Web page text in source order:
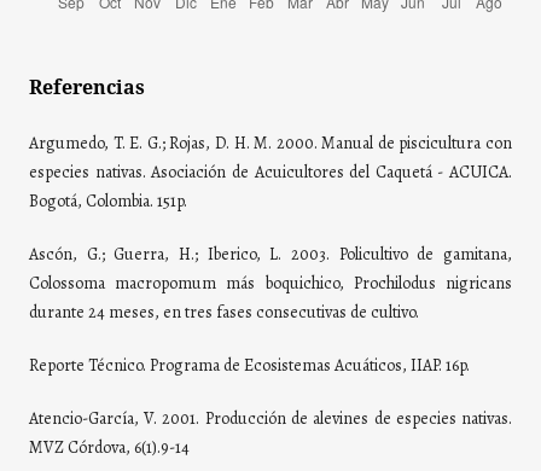
Referencias
Argumedo, T. E. G.; Rojas, D. H. M. 2000. Manual de piscicultura con
especies nativas. Asociación de Acuicultores del Caquetá - ACUICA.
Bogotá, Colombia. 151p.
Ascón, G.; Guerra, H.; Iberico, L. 2003. Policultivo de gamitana,
Colossoma macropomum más boquichico, Prochilodus nigricans
durante 24 meses, en tres fases consecutivas de cultivo.
Reporte Técnico. Programa de Ecosistemas Acuáticos, IIAP. 16p.
Atencio-García, V. 2001. Producción de alevines de especies nativas.
MVZ Córdova, 6(1).9-14